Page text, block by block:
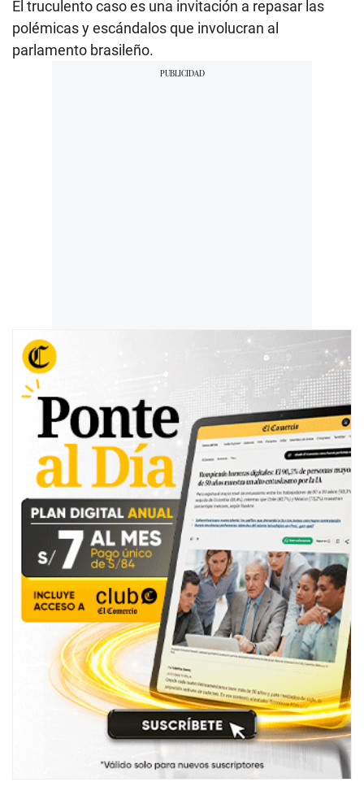
El truculento caso es una invitación a repasar las
polémicas y escándalos que involucran al
parlamento brasileño.